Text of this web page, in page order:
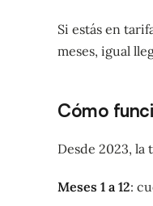
Si estás en
meses, igual
Cómo
Desde 2023, la
Meses 1 a 12: